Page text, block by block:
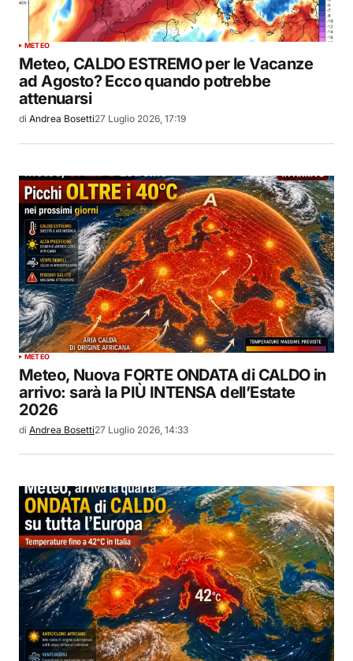
METEO
Meteo, CALDO ESTREMO per le Vacanze
ad Agosto? Ecco quando potrebbe
attenuarsi
di Andrea Bosetti27 Luglio 2026, 17:19
METEO
Meteo, Nuova FORTE ONDATA di CALDO in
arrivo: sarà la PIÙ INTENSA dell’Estate
2026
di Andrea Bosetti27 Luglio 2026, 14:33